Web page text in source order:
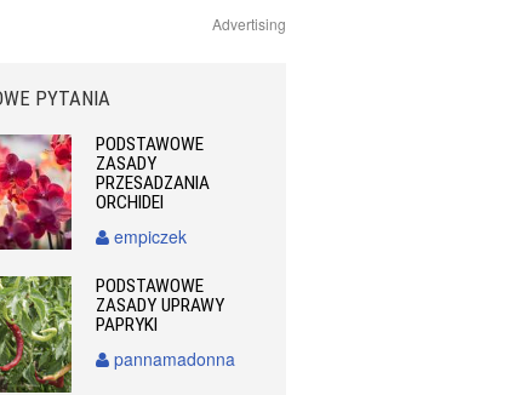
Advertising
PYTANIA
PODSTAWOWE
ZASADY
PRZESADZANIA
ORCHIDEI
empiczek
PODSTAWOWE
ZASADY UPRAWY
PAPRYKI
pannamadonna